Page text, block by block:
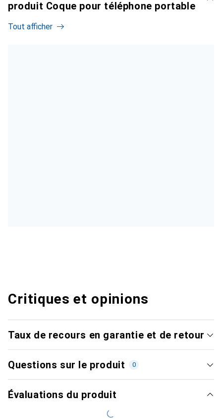
produit Coque pour téléphone portable
Tout afficher
Critiques et opinions
Taux de recours en garantie et de retour
Questions sur le produit 0
Évaluations du produit